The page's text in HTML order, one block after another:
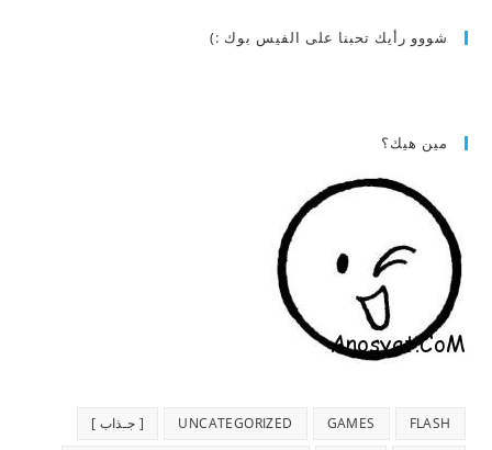
شووو رأيك تحبنا على الفيس بوك :)
مين هيك؟
FLASH
GAMES
UNCATEGORIZED [ جـذاب ]